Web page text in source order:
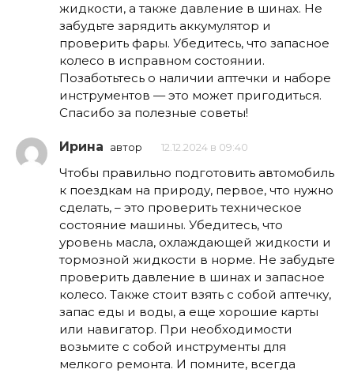
жидкости, а также давление в шинах. Не
забудьте зарядить аккумулятор и
проверить фары. Убедитесь, что запасное
колесо в исправном состоянии.
Позаботьтесь о наличии аптечки и наборе
инструментов — это может пригодиться.
Спасибо за полезные советы!
Ирина автор 12.12.2024 в 09:40
Чтобы правильно подготовить автомобиль
к поездкам на природу, первое, что нужно
сделать, – это проверить техническое
состояние машины. Убедитесь, что
уровень масла, охлаждающей жидкости и
тормозной жидкости в норме. Не забудьте
проверить давление в шинах и запасное
колесо. Также стоит взять с собой аптечку,
запас еды и воды, а еще хорошие карты
или навигатор. При необходимости
возьмите с собой инструменты для
мелкого ремонта. И помните, всегда